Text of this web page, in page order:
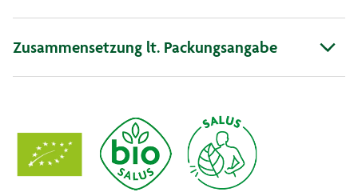
Zusammensetzung lt. Packungsangabe